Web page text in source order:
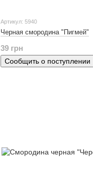
Артикул: 5940
Черная смородина "Пигмей"
39 грн
Сообщить о поступлении